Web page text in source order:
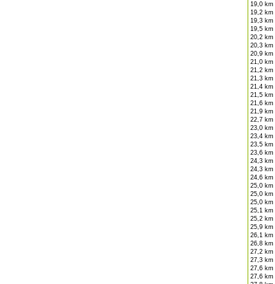
19,0 km
19,2 km
19,3 km
19,5 km
20,2 km
20,3 km
20,9 km
21,0 km
21,2 km
21,3 km
21,4 km
21,5 km
21,6 km
21,9 km
22,7 km
23,0 km
23,4 km
23,5 km
23,6 km
24,3 km
24,3 km
24,6 km
25,0 km
25,0 km
25,0 km
25,1 km
25,2 km
25,9 km
26,1 km
26,8 km
27,2 km
27,3 km
27,6 km
27,6 km